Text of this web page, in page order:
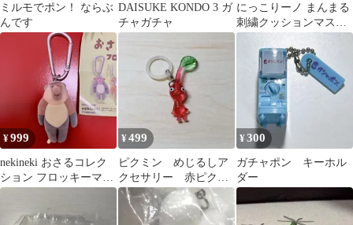
ミルモでポン！ ならぶ
んです
DAISUKE KONDO 3 ガ
チャガチャ
にっこりーノ まんまる
刺繍クッションマスコ
ット 純喫茶 コーヒー
¥999
nekineki おさるコレク
ション フロッキーマス
コット ガチャ
¥499
ピクミン めじるしア
クセサリー 赤ピクミ
ン ガチャガチャ
¥300
ガチャポン キーホル
ダー